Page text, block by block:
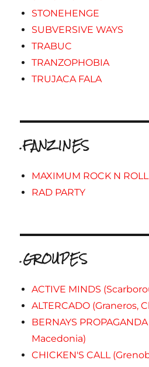
STONEHENGE
SUBVERSIVE WAYS
TRABUC
TRANZOPHOBIA
TRUJACA FALA
.FANZINES
MAXIMUM ROCK N ROLL
RAD PARTY
.GROUPES
ACTIVE MINDS
ALTERCADO (Graneros,
BERNAYS
Macedonia)
CHICKEN'S CALL